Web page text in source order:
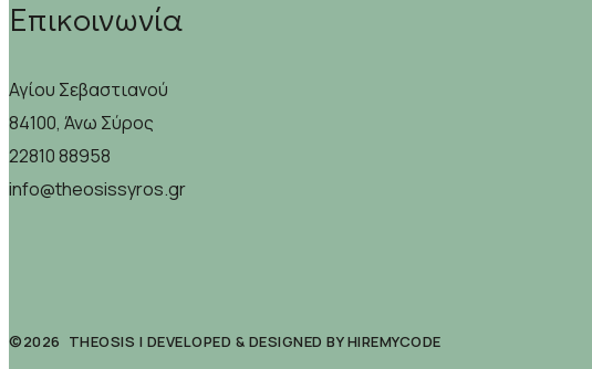
Επικοινωνία
Αγίου Σεβαστιανού
84100, Άνω Σύρος
22810 88958
info@theosissyros.gr
©2026 THEOSIS | DEVELOPED & DESIGNED BYHIREMYCODE